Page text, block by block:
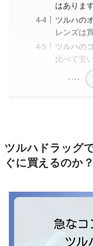
はありま
ツルハの
レンズは
ツルハの
比べて安
ツルハドラッグ
ぐに買えるのか？